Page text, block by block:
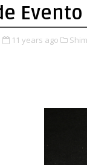
11 years ago